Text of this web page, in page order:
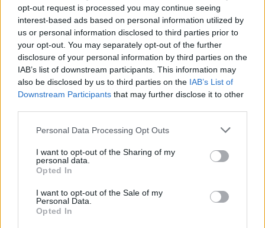
opt-out request is processed you may continue seeing
interest-based ads based on personal information utilized by
us or personal information disclosed to third parties prior to
your opt-out. You may separately opt-out of the further
disclosure of your personal information by third parties on the
IAB’s list of downstream participants. This information may
also be disclosed by us to third parties on the IAB’s List of
Downstream Participants that may further disclose it to other
Personal Data Processing Opt Outs
I want to opt-out of the Sharing of my
personal data.
Opted In
I want to opt-out of the Sale of my
Personal Data.
Opted In